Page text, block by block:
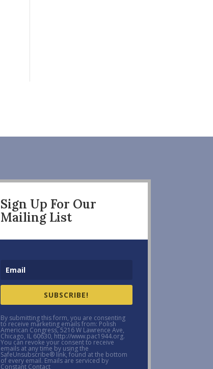
Sign Up For Our
Mailing List
SUBSCRIBE!
By submitting this form, you are consenting
to receive marketing emails from: Polish
American Congress, 5216 W Lawrence Ave,
Chicago, IL 60630, http://www.pac1944.org.
You can revoke your consent to receive
emails at any time by using the
SafeUnsubscribe® link, found at the bottom
of every email. Emails are serviced by
Constant Contact